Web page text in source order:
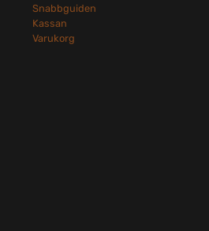
Snabbguiden
Kassan
Varukorg